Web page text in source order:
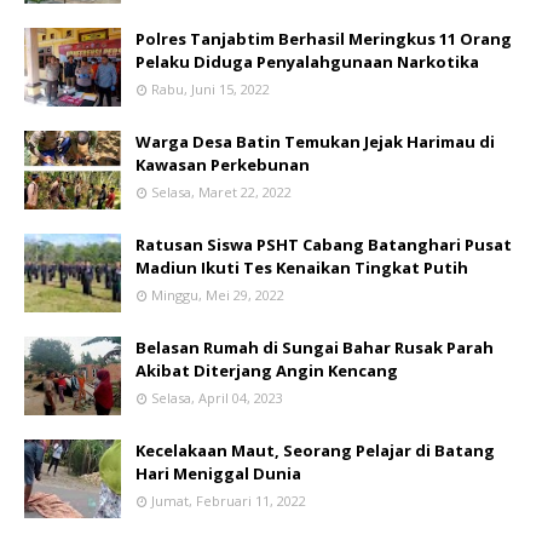
Polres Tanjabtim Berhasil Meringkus 11 Orang
Pelaku Diduga Penyalahgunaan Narkotika
Rabu, Juni 15, 2022
Warga Desa Batin Temukan Jejak Harimau di
Kawasan Perkebunan
Selasa, Maret 22, 2022
Ratusan Siswa PSHT Cabang Batanghari Pusat
Madiun Ikuti Tes Kenaikan Tingkat Putih
Minggu, Mei 29, 2022
Belasan Rumah di Sungai Bahar Rusak Parah
Akibat Diterjang Angin Kencang
Selasa, April 04, 2023
Kecelakaan Maut, Seorang Pelajar di Batang
Hari Meniggal Dunia
Jumat, Februari 11, 2022